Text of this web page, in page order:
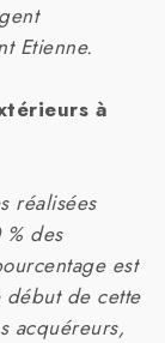
Etienne.
à
réalisées
des
est
de cette
acquéreurs,